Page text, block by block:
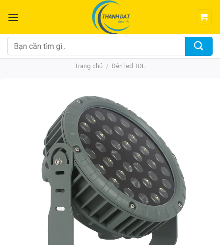
đến
dung
Tìm
kiếm:
Trang chủ / Đèn led TDL